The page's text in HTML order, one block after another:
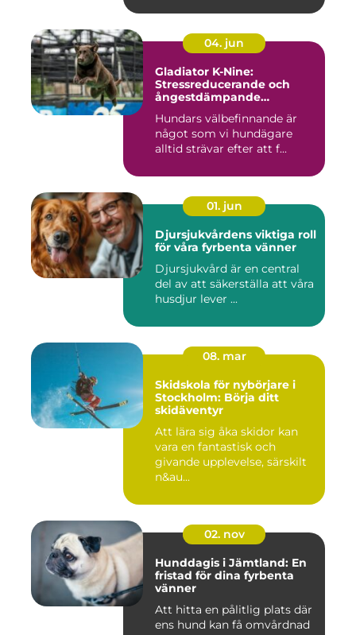
04. jun
Gladiator K-Nine:
Stressreducerande och
ångestdämpande
Hundars välbefinnande är
något som vi hundägare
alltid strävar efter att f...
01. jun
Djursjukvårdens viktiga roll
för våra fyrbenta vänner
Djursjukvård är en central
del av att säkerställa att våra
husdjur lever ...
08. mar
Skidskola för nybörjare i
Stockholm: Börja ditt
skidäventyr
Att lära sig åka skidor kan
vara en fantastisk och
givande upplevelse, särskilt
n&au...
02. nov
Hunddagis i Jämtland: En
fristad för dina fyrbenta
vänner
Att hitta en pålitlig plats där
ens hund kan få omvårdnad